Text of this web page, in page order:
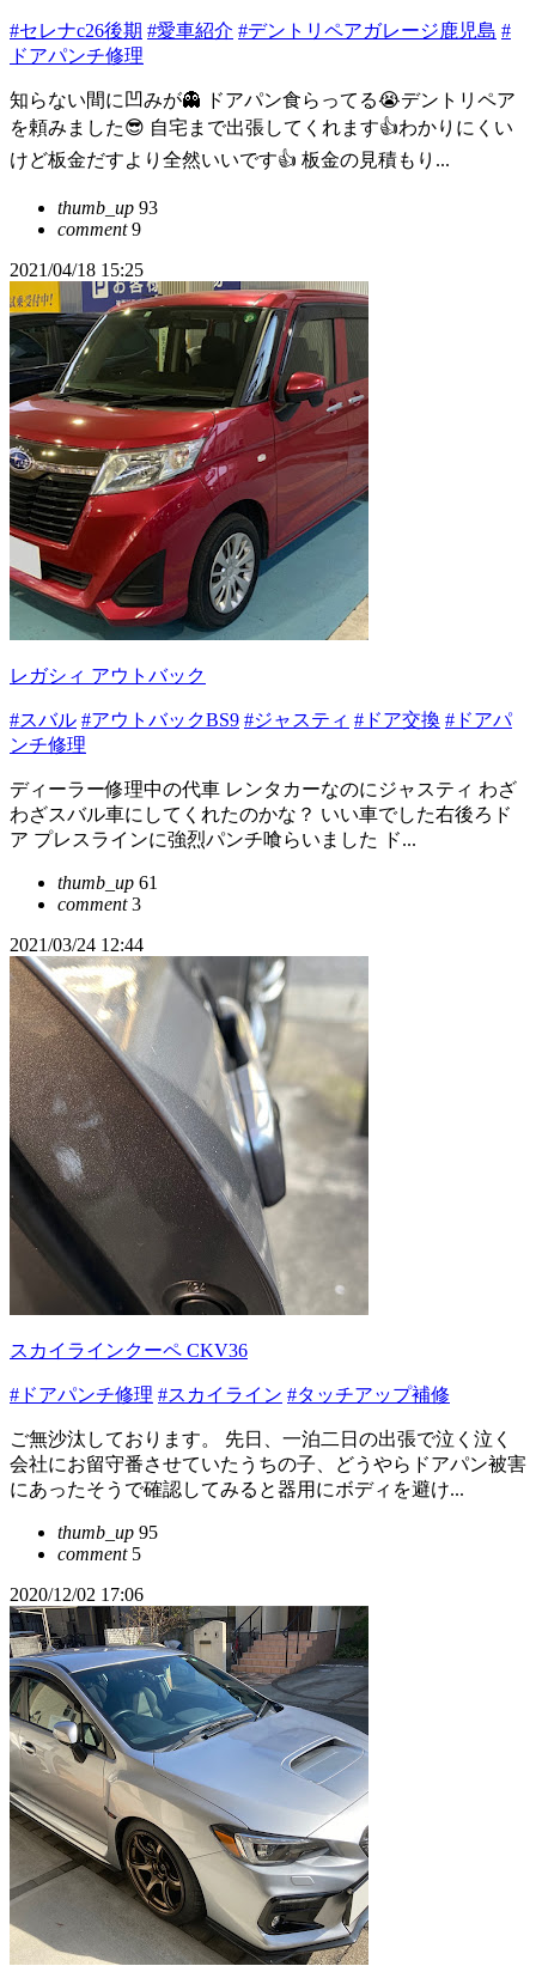
#セレナc26後期 #愛車紹介 #デントリペアガレージ鹿児島 #
ドアパンチ修理
知らない間に凹みが👻 ドアパン食らってる😭デントリペア
を頼みました😎 自宅まで出張してくれます👍わかりにくい
けど板金だすより全然いいです👍 板金の見積もり...
thumb_up 93
comment9
2021/04/18 15:25
レガシィ アウトバック
#スバル #アウトバックBS9 #ジャスティ #ドア交換 #ドアパ
ンチ修理
ディーラー修理中の代車 レンタカーなのにジャスティ わざ
わざスバル車にしてくれたのかな？ いい車でした右後ろド
ア プレスラインに強烈パンチ喰らいました ド...
thumb_up 61
comment3
2021/03/24 12:44
スカイラインクーペ CKV36
#ドアパンチ修理 #スカイライン #タッチアップ補修
ご無沙汰しております。 先日、一泊二日の出張で泣く泣く
会社にお留守番させていたうちの子、どうやらドアパン被害
にあったそうで確認してみると器用にボディを避け...
thumb_up 95
comment5
2020/12/02 17:06